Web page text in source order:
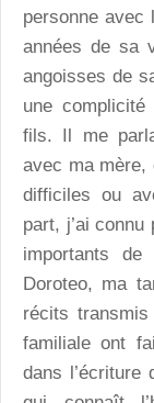
personne avec
années de sa
angoisses de
une
fils. Il me
avec ma mère,
difficiles ou
part, j’ai
importants de
Doroteo, ma
récits
familiale ont
dans l’écriture